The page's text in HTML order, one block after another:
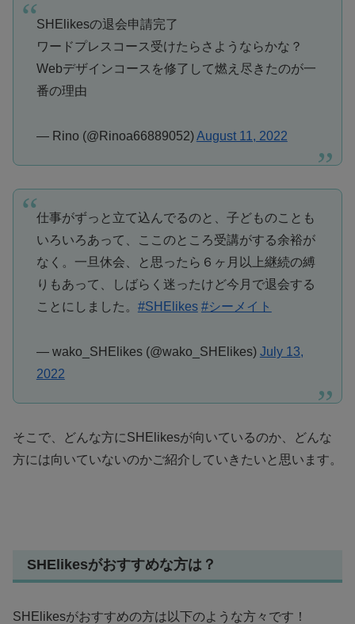
SHElikesの退会申請完了
ワードプレスコース受けたらさようならかな？
Webデザインコースを修了して燃え尽きたのが一
番の理由
— Rino (@Rinoa66889052)August 11, 2022
仕事がずっと立て込んでるのと、子どものことも
いろいろあって、ここのところ受講がする余裕が
なく。一旦休会、と思ったら６ヶ月以上継続の縛
りもあって、しばらく迷ったけど今月で退会する
ことにしました。 #SHElikes #シーメイト
— wako_SHElikes (@wako_SHElikes) July 13,
2022
そこで、どんな方にSHElikesが向いているのか、どんな
方には向いていないのかご紹介していきたいと思います。
SHElikesがおすすめな方は？
SHElikesがおすすめの方は以下のような方々です！